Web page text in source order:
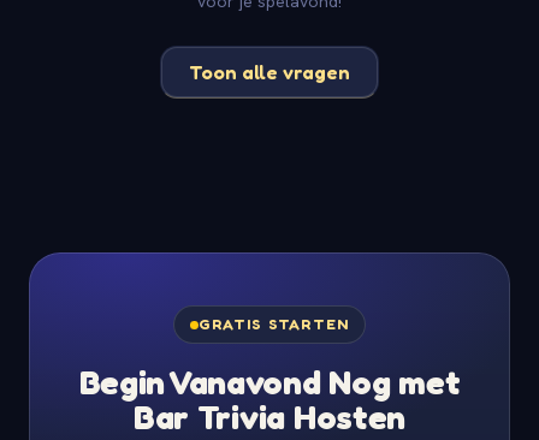
Toon alle vragen
GRATIS STARTEN
Begin Vanavond Nog met
Bar Trivia Hosten